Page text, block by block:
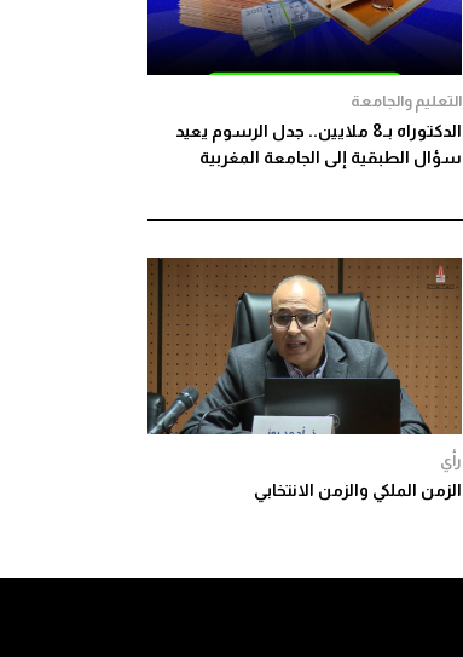
التعليم والجامعة
الدكتوراه بـ8 ملايين.. جدل الرسوم يعيد
سؤال الطبقية إلى الجامعة المغربية
رأي
الزمن الملكي والزمن الانتخابي